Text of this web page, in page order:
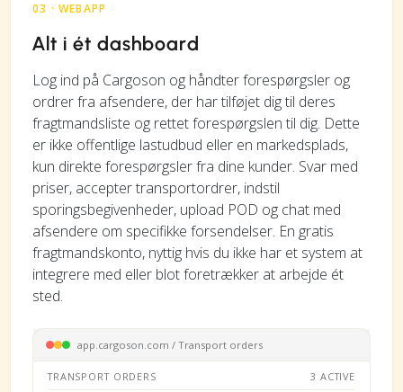
03 · WEBAPP
Alt i ét dashboard
Log ind på Cargoson og håndter forespørgsler og
ordrer fra afsendere, der har tilføjet dig til deres
fragtmandsliste og rettet forespørgslen til dig. Dette
er ikke offentlige lastudbud eller en markedsplads,
kun direkte forespørgsler fra dine kunder. Svar med
priser, accepter transportordrer, indstil
sporingsbegivenheder, upload POD og chat med
afsendere om specifikke forsendelser. En gratis
fragtmandskonto, nyttig hvis du ikke har et system at
integrere med eller blot foretrækker at arbejde ét
sted.
app.cargoson.com / Transport orders
TRANSPORT ORDERS 3 ACTIVE